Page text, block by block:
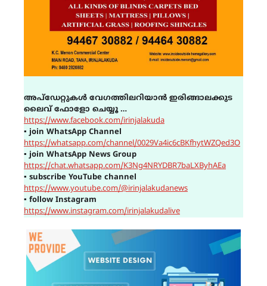
അപ്ഡേറ്റുകൾ വേഗത്തിലറിയാൻ ഇരിങ്ങാലക്കുട
ലൈവ് ഫോളോ ചെയ്യൂ …
https://www.facebook.com/irinjalakuda
▪ join WhatsApp Channel
https://whatsapp.com/channel/0029Va4ic6cBKfhytWZQed3O
▪ join WhatsApp News Group
https://chat.whatsapp.com/K3Ng4NRYDBR7baLXByhAEa
▪ subscribe YouTube channel
https://www.youtube.com/@irinjalakudanews
▪ follow Instagram
https://www.instagram.com/irinjalakudalive